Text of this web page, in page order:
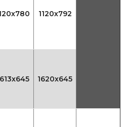
1120х792
1620х645